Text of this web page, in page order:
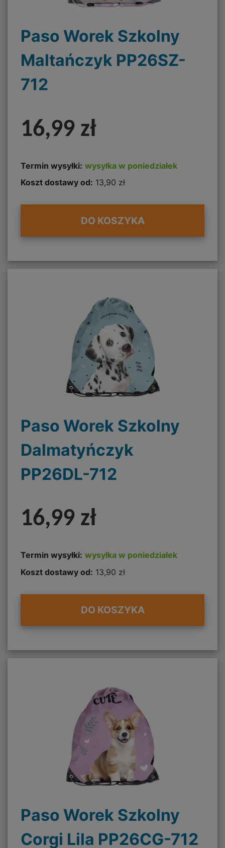
Paso Worek Szkolny
Maltańczyk PP26SZ-
712
16,99 zł
Termin wysyłki: wysyłka w poniedziałek
Koszt dostawy od: 13,90 zł
DO KOSZYKA
Paso Worek Szkolny
Dalmatyńczyk
PP26DL-712
16,99 zł
Termin wysyłki: wysyłka w poniedziałek
Koszt dostawy od: 13,90 zł
DO KOSZYKA
Paso Worek Szkolny
Corgi Lila PP26CG-712